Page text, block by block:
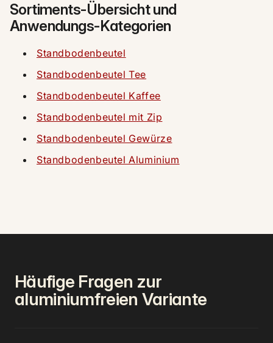
Sortiments-Übersicht und
Anwendungs-Kategorien
Standbodenbeutel
Standbodenbeutel Tee
Standbodenbeutel Kaffee
Standbodenbeutel mit Zip
Standbodenbeutel Gewürze
Standbodenbeutel Aluminium
Häufige Fragen zur
aluminiumfreien Variante